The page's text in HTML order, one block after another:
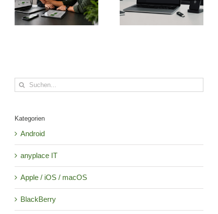
Suche
nach:
Kategorien
Android
anyplace IT
Apple / iOS / macOS
BlackBerry